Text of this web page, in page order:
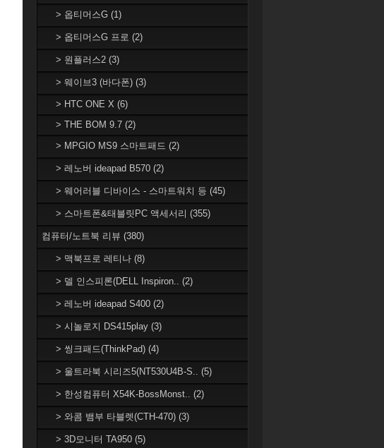
> 옵티머스G (1)
> 옵티머스G 프로 (2)
> 원플러스2 (3)
> 웨이브3 (바다폰) (3)
> HTC ONE X (6)
> THE BOM 9.7 (2)
> MPGIO MS9 스마트패드 (2)
> 레노버 ideapad B570 (2)
> 웨어러블 디바이스 - 스마트워치 등 (45)
> 스마트폰&태블릿PC 액세서리 (355)
컴퓨터/노트북 리뷰 (380)
> 맥북프로 레티나 (8)
> 델 인스피론(DELL Inspiron.. (2)
> 레노버 ideapad S400 (2)
> 시놀로지 DS415play (3)
> 씽크패드(ThinkPad) (4)
> 울트라북 시리즈5(NT530U4B-S.. (5)
> 한성컴퓨터 X54K-BossMonst.. (2)
> 와콤 뱀부 타블렛(CTH-470) (3)
> 3D모니터 TA950 (5)